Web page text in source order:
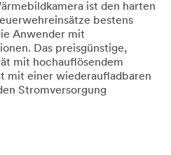
ist den harten
bestens
Anwender mit
Das preisgünstige,
mit hochauflösendem
mit einer wiederaufladbaren
Stromversorgung